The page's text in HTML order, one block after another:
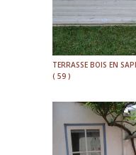
TERRASSE BOIS EN
( 59 )